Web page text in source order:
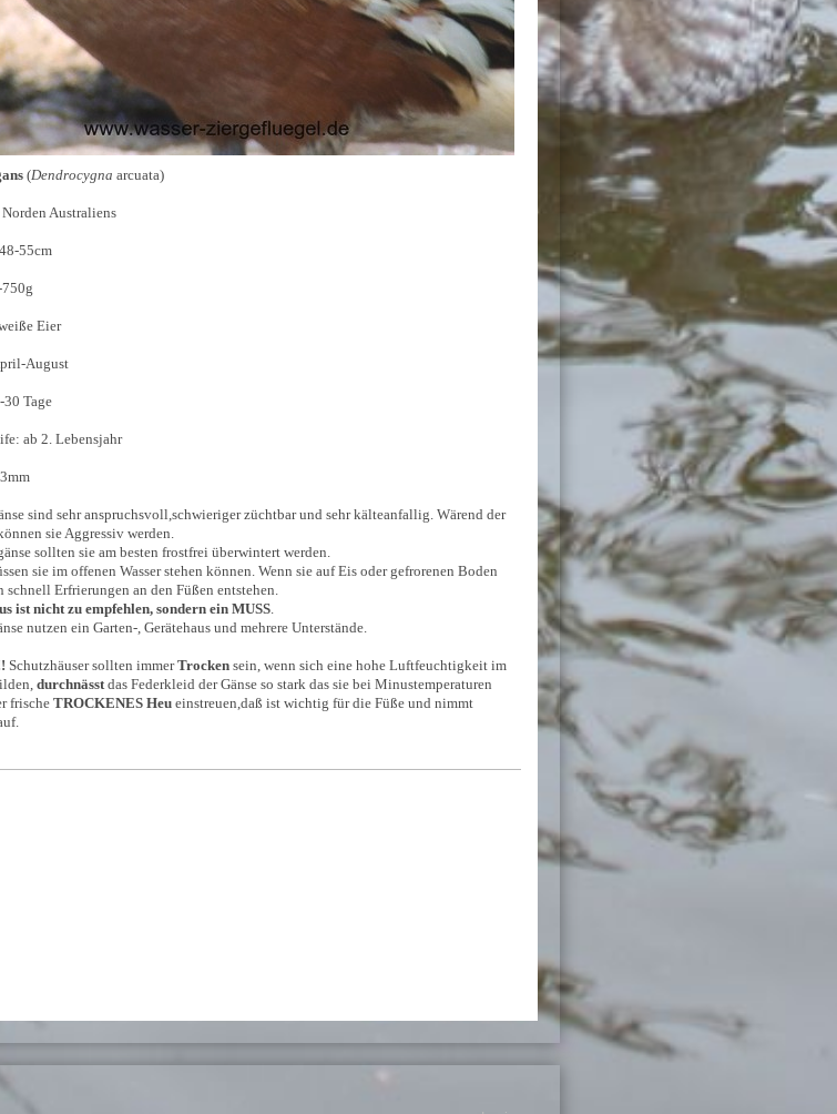
(Dendrocygna arcuata )
Australiens
55cm
Eier
August
Tage
ab 2. Lebensjahr
sind sehr anspruchsvoll,schwieriger züchtbar und sehr kälteanfallig. Wärend der
sie Aggressiv werden .
sollten sie am besten frostfrei überwintert werden.
sie im offenen Wasser stehen können . Wenn sie auf Eis oder gefrorenen Boden
schnell Erfrierungen an den Füßen entstehen.
ist nicht zu empfehlen, sondern ein MUSS
nutzen ein Garten-, Gerätehaus und mehrere Unterstände.
Schutzhäuser sollten immerTrocken sein, wenn sich eine hohe Luftfeuchtigkeit im
durchnässt das Federkleid der Gänse so stark das sie bei Minustemperaturen
frischeTROCKENES Heu einstreuen,daß ist wichtig für die Füße und nimmt